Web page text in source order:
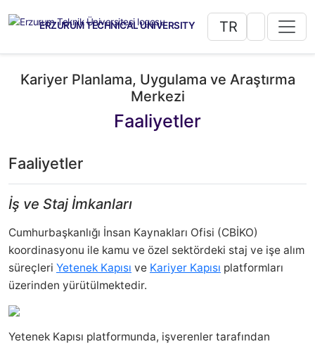
ERZURUM TECHNICAL UNIVERSITY TR
Kariyer Planlama, Uygulama ve Araştırma
Merkezi
Faaliyetler
Faaliyetler
İş ve Staj İmkanları
Cumhurbaşkanlığı İnsan Kaynakları Ofisi (CBİKO)
koordinasyonu ile kamu ve özel sektördeki staj ve işe alım
süreçleri Yetenek Kapısı ve Kariyer Kapısı platformları
üzerinden yürütülmektedir.
Yetenek Kapısı platformunda, işverenler tarafından